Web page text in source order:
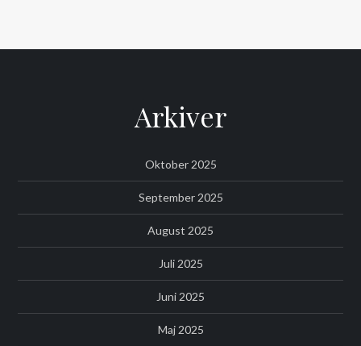
Arkiver
Oktober 2025
September 2025
August 2025
Juli 2025
Juni 2025
Maj 2025